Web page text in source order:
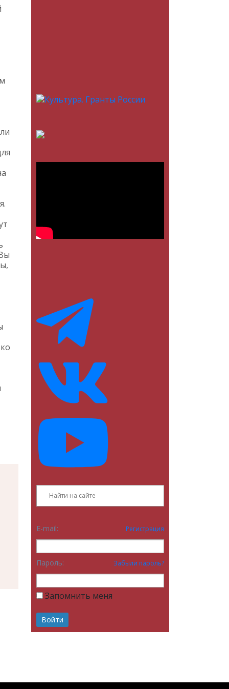
E-mail: Регистрация
Пароль: Забыли пароль?
Запомнить меня